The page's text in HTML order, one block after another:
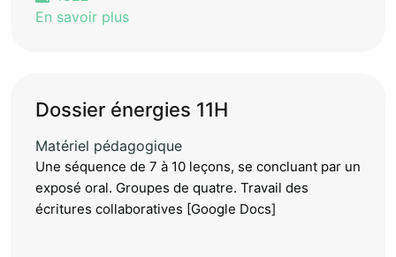
En savoir plus
Dossier énergies 11H
Matériel pédagogique
Une séquence de 7 à 10 leçons, se concluant par un
exposé oral. Groupes de quatre. Travail des
écritures collaboratives [Google Docs]